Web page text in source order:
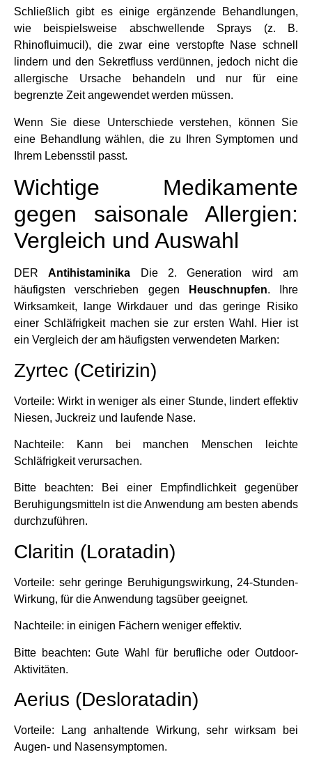
Schließlich gibt es einige ergänzende Behandlungen,
wie beispielsweise abschwellende Sprays (z. B.
Rhinofluimucil), die zwar eine verstopfte Nase schnell
lindern und den Sekretfluss verdünnen, jedoch nicht die
allergische Ursache behandeln und nur für eine
begrenzte Zeit angewendet werden müssen.
Wenn Sie diese Unterschiede verstehen, können Sie
eine Behandlung wählen, die zu Ihren Symptomen und
Ihrem Lebensstil passt.
Wichtige Medikamente
gegen saisonale Allergien:
Vergleich und Auswahl
DERAntihistaminika Die 2. Generation wird am
häufigsten verschrieben gegen
Heuschnupfen. Ihre
Wirksamkeit, lange Wirkdauer und das geringe Risiko
einer Schläfrigkeit machen sie zur ersten Wahl. Hier ist
ein Vergleich der am häufigsten verwendeten Marken:
Zyrtec (Cetirizin)
Vorteile: Wirkt in weniger als einer Stunde, lindert effektiv
Niesen, Juckreiz und laufende Nase.
Nachteile: Kann bei manchen Menschen leichte
Schläfrigkeit verursachen.
Bitte beachten: Bei einer Empfindlichkeit gegenüber
Beruhigungsmitteln ist die Anwendung am besten abends
durchzuführen.
Claritin (Loratadin)
Vorteile: sehr geringe Beruhigungswirkung, 24-Stunden-
Wirkung, für die Anwendung tagsüber geeignet.
Nachteile: in einigen Fächern weniger effektiv.
Bitte beachten: Gute Wahl für berufliche oder Outdoor-
Aktivitäten.
Aerius (Desloratadin)
Vorteile: Lang anhaltende Wirkung, sehr wirksam bei
Augen- und Nasensymptomen.